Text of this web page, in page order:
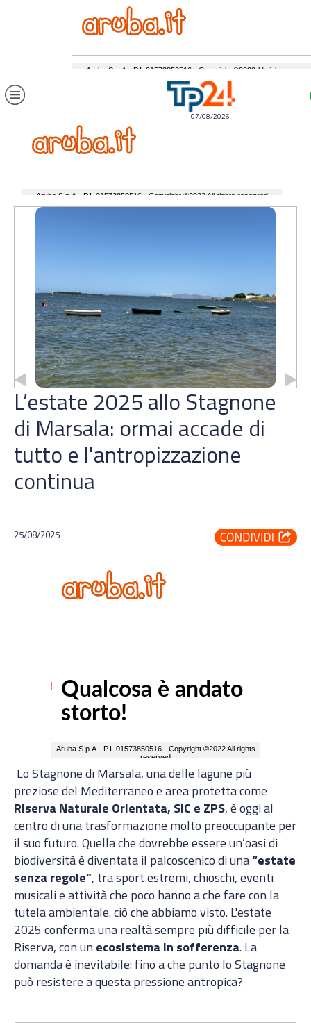
07/08/2026
L’estate 2025 allo Stagnone
di Marsala: ormai accade di
tutto e l'antropizzazione
continua
25/08/2025
Lo Stagnone di Marsala, una delle lagune più
preziose del Mediterraneo e area protetta come
Riserva Naturale Orientata, SIC e ZPS, è oggi al
centro di una trasformazione molto preoccupante per
il suo futuro. Quella che dovrebbe essere un’oasi di
biodiversità è diventata il palcoscenico di una“estate
senza regole”, tra sport estremi, chioschi, eventi
musicali e attività che poco hanno a che fare con la
tutela ambientale.ciò che abbiamo visto. L'estate
2025 conferma una realtà sempre più difficile per la
Riserva, con un ecosistema in sofferenza. La
domanda è inevitabile: fino a che punto lo Stagnone
può resistere a questa pressione antropica?